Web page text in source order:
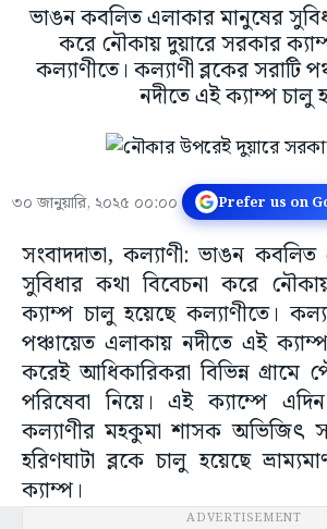
ভাঙন কবলিত এলাকার মানুষের
করে নৌকায় দুয়ারে সরকার
কল্যাণীতে। কল্যাণী ব্লকের সরাটি
নদীতে এই ক্যাম্প চালু
৩০ জানুয়ারি, ২০২৫ ০০:০০ Prefer us on
সংবাদদাতা, কল্যাণী: ভাঙন
সুবিধার কথা বিবেচনা করে
ক্যাম্প চালু হয়েছে কল্যাণীতে।
পঞ্চায়েত এলাকায় নদীতে এই
করেই আধিকারিকরা বিভিন্ন গ্রামে
পরিষেবা নিয়ে। এই ক্যাম্পে
কল্যাণীর মহকুমা শাসক অভিজিৎ
হরিণঘাটা ব্লকে চালু হয়েছে
ক্যাম্প।
ADVERTISEMENT